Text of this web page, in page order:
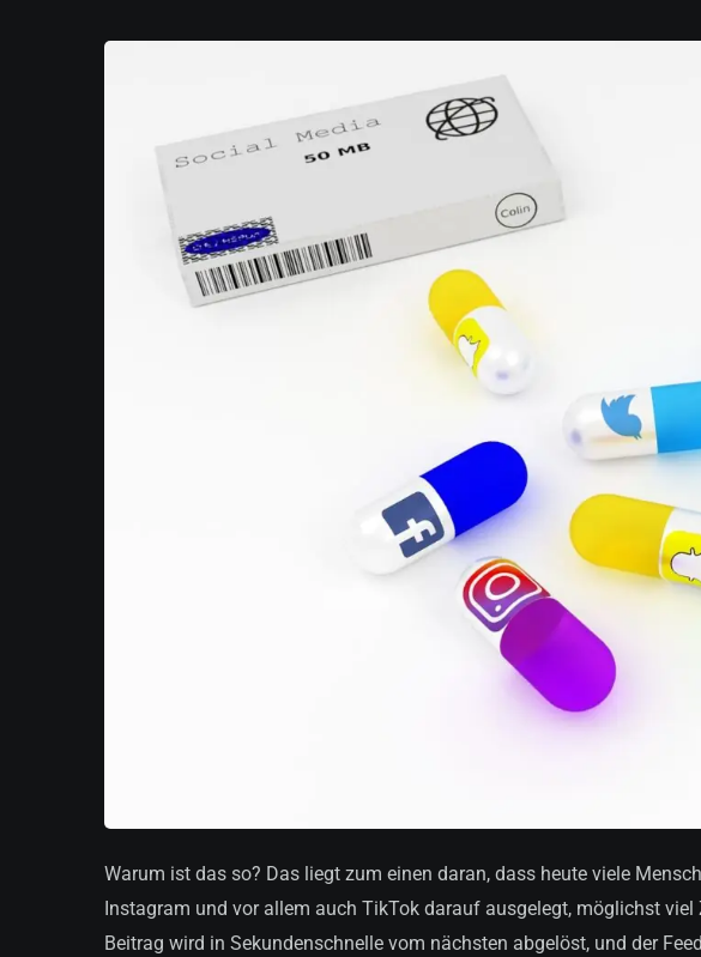
Warum ist das so? Das liegt zum einen daran, dass heute viele
Instagram und vor allem auch TikTok darauf ausgelegt, möglichst
Beitrag wird in Sekundenschnelle vom nächsten abgelöst, und der